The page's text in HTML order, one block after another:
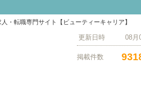
・転職専門サイト【ビューティーキャリア】
更新日時 08月
掲載件数